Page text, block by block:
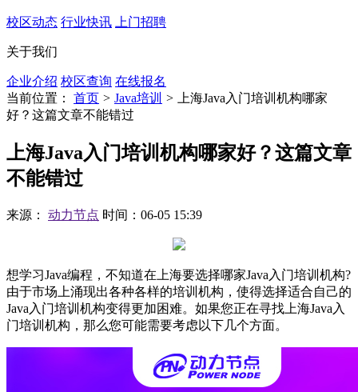
校区动态 行业快讯 上门招聘
关于我们
企业介绍 校区查询 在线报名
当前位置：
首页 > Java培训 >
上海Java入门培训机构哪家
好？这篇文章不能错过
上海Java入门培训机构哪家好？这篇文章
不能错过
来源： 动力节点 时间：06-05 15:39
想学习Java编程，不知道在上海要选择哪家Java入门培训机构?
由于市场上涌现出各种各样的培训机构，使得选择适合自己的
Java入门培训机构变得更加困难。如果您正在寻找上海Java入
门培训机构，那么您可能需要考虑以下几个方面。